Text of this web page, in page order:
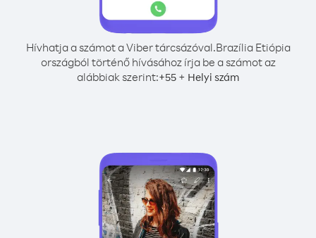
Hívhatja a számot a Viber tárcsázóval.Brazília Etiópia
országból történő hívásához írja be a számot az
alábbiak szerint:+55 + Helyi szám